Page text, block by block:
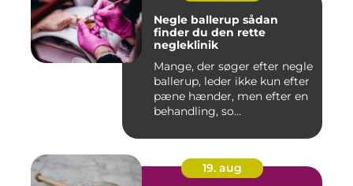
Negle ballerup sådan
finder du den rette
negleklinik
Mange, der søger efter negle
ballerup, leder ikke kun efter
pæne hænder, men efter en
behandling, so...
19. aug